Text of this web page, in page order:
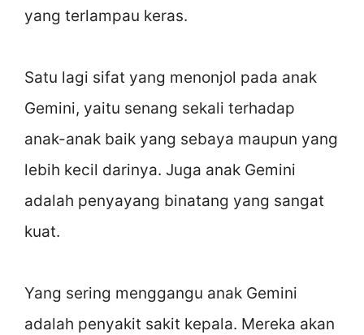
yang terlampau keras.
Satu lagi sifat yang menonjol pada anak
Gemini, yaitu senang sekali terhadap
anak-anak baik yang sebaya maupun yang
lebih kecil darinya. Juga anak Gemini
adalah penyayang binatang yang sangat
kuat.
Yang sering menggangu anak Gemini
adalah penyakit sakit kepala. Mereka akan